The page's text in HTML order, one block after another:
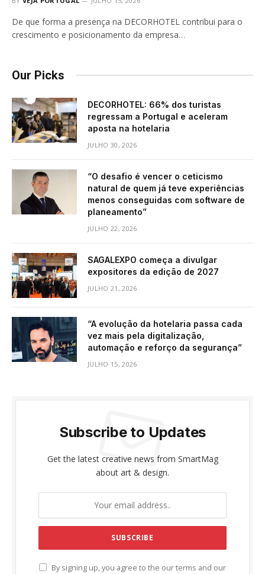
De que forma a presença na DECORHOTEL contribui para o
crescimento e posicionamento da empresa…
Our Picks
DECORHOTEL: 66% dos turistas
regressam a Portugal e aceleram
aposta na hotelaria
JULHO 30, 2026
“O desafio é vencer o ceticismo
natural de quem já teve experiências
menos conseguidas com software de
planeamento”
JULHO 22, 2026
SAGALEXPO começa a divulgar
expositores da edição de 2027
JULHO 21, 2026
“A evolução da hotelaria passa cada
vez mais pela digitalização,
automação e reforço da segurança”
JULHO 15, 2026
Subscribe to Updates
Get the latest creative news from SmartMag
about art & design.
By signing up, you agree to the our terms and our